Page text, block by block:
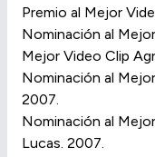
Premio al Mejor
Nominación al
Mejor Video Clip
Nominación al
2007.
Nominación al
Lucas. 2007.